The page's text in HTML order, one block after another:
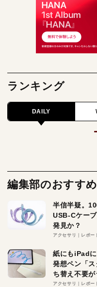
ランキング
DAILY
編集部のおすすめ
半信半疑。
USB-Cケー
発見か？
アクセサリ レポー
紙にもiPad
発想ペン「
ち替え不要が
アクセサリ レポー